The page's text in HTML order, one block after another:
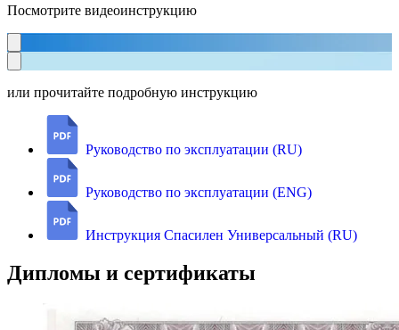
Посмотрите видеоинструкцию
или прочитайте подробную инструкцию
Руководство по эксплуатации (RU)
Руководство по эксплуатации (ENG)
Инструкция Спасилен Универсальный (RU)
Дипломы и сертификаты